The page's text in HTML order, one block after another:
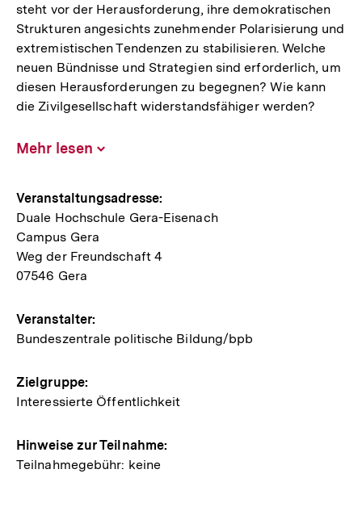
steht vor der Herausforderung, ihre demokratischen
Strukturen angesichts zunehmender Polarisierung und
extremistischen Tendenzen zu stabilisieren. Welche
neuen Bündnisse und Strategien sind erforderlich, um
diesen Herausforderungen zu begegnen? Wie kann
die Zivilgesellschaft widerstandsfähiger werden?
Mehr lesen
Hinweise
zur
Veranstaltung
Veranstaltungsadresse:
Duale Hochschule Gera-Eisenach
Campus Gera
Weg der Freundschaft 4
07546 Gera
Veranstalter:
Bundeszentrale politische Bildung/bpb
Zielgruppe:
Interessierte Öffentlichkeit
Hinweise zur Teilnahme:
Teilnahmegebühr: keine